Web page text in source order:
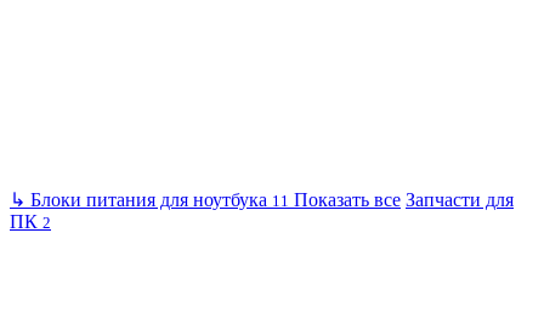
↳ Блоки питания для ноутбука 11 Показать все Запчасти для
ПК 2